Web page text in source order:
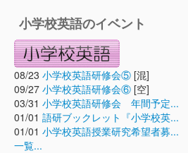
小学校英語のイベント
08/23 小学校英語研修会⑤ [混]
09/27 小学校英語研修会⑥ [空]
03/31 小学校英語研修会 年間予定...
01/01 語研ブックレット『小学校英...
01/01 小学校英語授業研究希望者募...
一覧...